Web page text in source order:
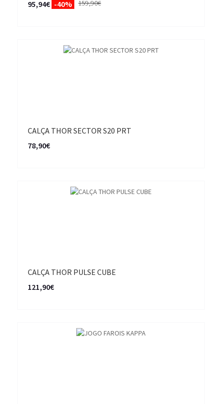
95,94€ -40% 159,90€
CALÇA THOR SECTOR S20 PRT
78,90€
CALÇA THOR PULSE CUBE
121,90€